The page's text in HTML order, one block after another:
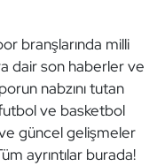
branşlarında milli
dair son haberler ve
nabzını tutan
ve basketbol
güncel gelişmeler
ayrıntılar burada!